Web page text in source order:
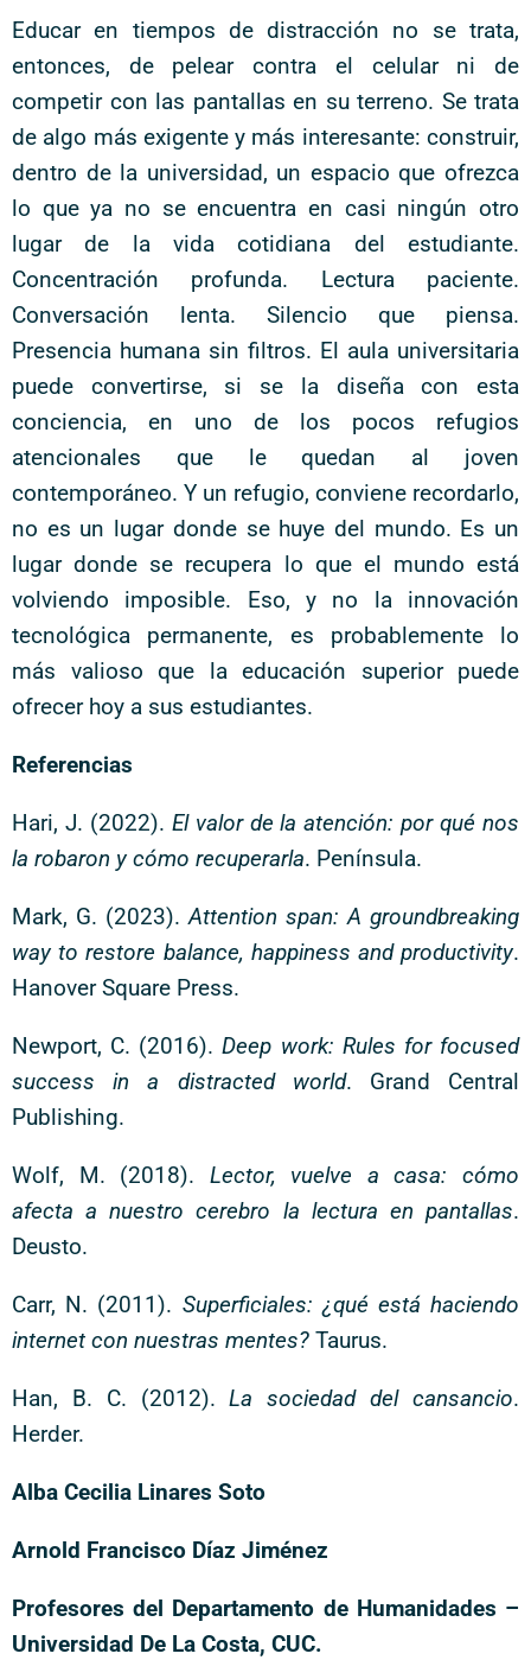
Educar en tiempos de distracción no se trata,
entonces, de pelear contra el celular ni de
competir con las pantallas en su terreno. Se trata
de algo más exigente y más interesante: construir,
dentro de la universidad, un espacio que ofrezca
lo que ya no se encuentra en casi ningún otro
lugar de la vida cotidiana del estudiante.
Concentración profunda. Lectura paciente.
Conversación lenta. Silencio que piensa.
Presencia humana sin filtros. El aula universitaria
puede convertirse, si se la diseña con esta
conciencia, en uno de los pocos refugios
atencionales que le quedan al joven
contemporáneo. Y un refugio, conviene recordarlo,
no es un lugar donde se huye del mundo. Es un
lugar donde se recupera lo que el mundo está
volviendo imposible. Eso, y no la innovación
tecnológica permanente, es probablemente lo
más valioso que la educación superior puede
ofrecer hoy a sus estudiantes.
Referencias
Hari, J. (2022). El valor de la atención: por qué nos
la robaron y cómo recuperarla. Península.
Mark, G. (2023).Attention span: A groundbreaking
way to restore balance, happiness and productivity.
Hanover Square Press.
Newport, C. (2016).Deep work: Rules for focused
success in a distracted world. Grand Central
Publishing.
Wolf, M. (2018). Lector, vuelve a casa: cómo
afecta a nuestro cerebro la lectura en pantallas.
Deusto.
Carr, N. (2011). Superficiales: ¿qué está haciendo
internet con nuestras mentes? Taurus.
Han, B. C. (2012).La sociedad del cansancio.
Herder.
Alba Cecilia Linares Soto
Arnold Francisco Díaz Jiménez
Profesores del Departamento de Humanidades –
Universidad De La Costa, CUC.